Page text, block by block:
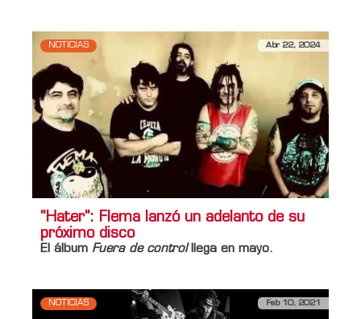
NOTICIAS Abr 22, 2024
“Hater”: Flema lanzó un adelanto de su
próximo disco
El álbum Fuera de controlllega en mayo.
NOTICIAS Feb 10, 2021